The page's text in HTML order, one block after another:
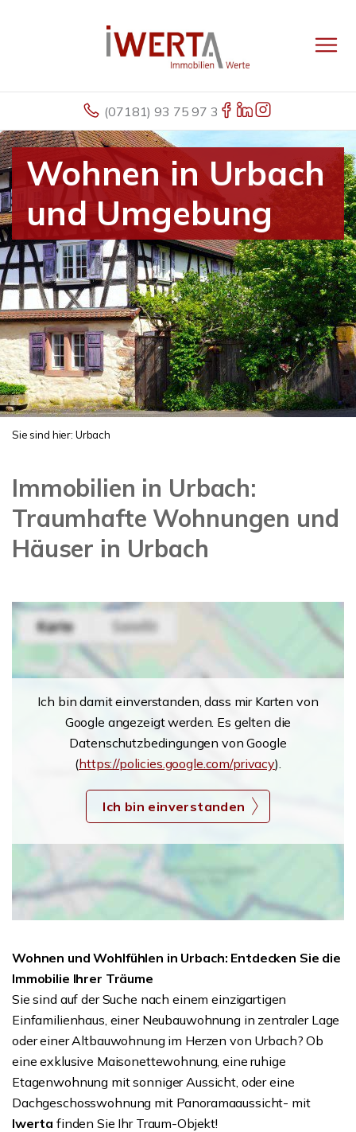
(07181) 93 75 97 3
Wohnen in Urbach
und Umgebung
Sie sind hier: Urbach
Immobilien in Urbach:
Traumhafte Wohnungen und
Häuser in Urbach
Ich bin damit einverstanden, dass mir Karten von
Google angezeigt werden. Es gelten die
Datenschutzbedingungen von Google
(https://policies.google.com/privacy).
Ich bin einverstanden
Wohnen und Wohlfühlen in Urbach: Entdecken Sie die
Immobilie Ihrer Träume
Sie sind auf der Suche nach einem einzigartigen
Einfamilienhaus, einer Neubauwohnung in zentraler Lage
oder einer Altbauwohnung im Herzen von Urbach? Ob
eine exklusive Maisonettewohnung, eine ruhige
Etagenwohnung mit sonniger Aussicht, oder eine
Dachgeschosswohnung mit Panoramaaussicht- mit
Iwerta finden Sie Ihr Traum-Objekt!